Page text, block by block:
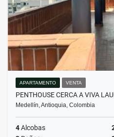
APARTAMENTO VENTA
PENTHOUSE CERCA A VIVA
Medellín, Antioquia, Colombia
4Alcobas